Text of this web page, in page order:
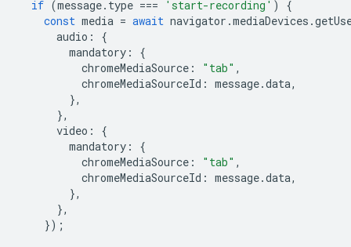
if (message. type === 'start-recording' )
{
const media = await navigator .mediaDevices .
audio :
{
mandatory :
{
chromeMediaSource : "tab" ,
chromeMediaSourceId : message.data,
},
},
video :
{
mandatory :
{
chromeMediaSource : "tab" ,
chromeMediaSourceId : message.data,
},
},
});